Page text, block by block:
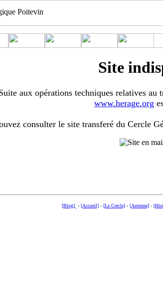
Poitevin
Site
aux opérations techniques relatives au
www.herage.org
consulter le site transferé du Cercle
[Blog] - [Accueil]- [Le Cercle]- [Antenne]-